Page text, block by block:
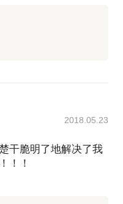
2018.05.23
干脆明了地解决了我
！！